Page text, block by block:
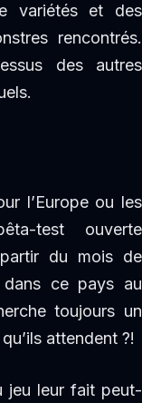
variétés et des
rencontrés.
des autres
l’Europe ou les
test ouverte
du mois de
ce pays au
toujours un
attendent ?!
jeu leur fait peut-